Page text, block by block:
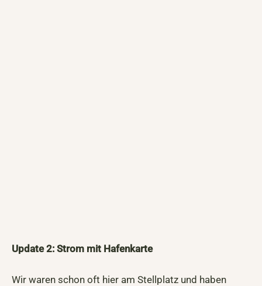
Update 2: Strom mit Hafenkarte
Wir waren schon oft hier am Stellplatz und haben